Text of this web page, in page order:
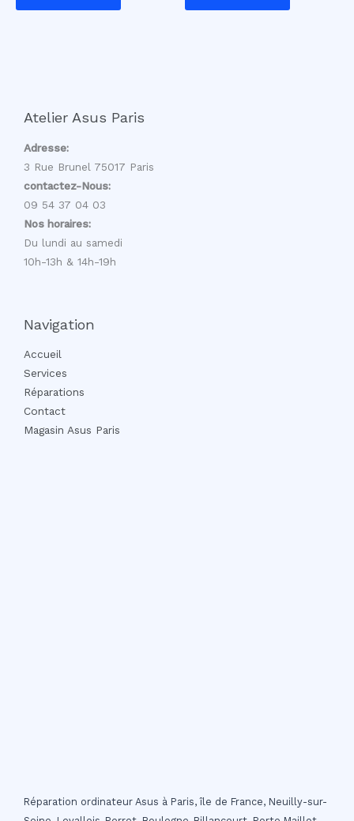
Atelier Asus Paris
Adresse:
3 Rue Brunel 75017 Paris
contactez-Nous:
09 54 37 04 03
Nos horaires:
Du lundi au samedi
10h-13h & 14h-19h
Navigation
Accueil
Services
Réparations
Contact
Magasin Asus Paris
Réparation ordinateur Asus à Paris, île de France, Neuilly-sur-